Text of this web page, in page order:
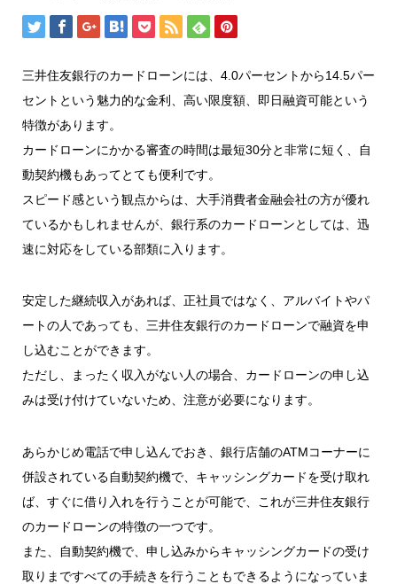
三井住友銀行のカードローンには、4.0パーセントから14.5パー
セントという魅力的な金利、高い限度額、即日融資可能という
特徴があります。
カードローンにかかる審査の時間は最短30分と非常に短く、自
動契約機もあってとても便利です。
スピード感という観点からは、大手消費者金融会社の方が優れ
ているかもしれませんが、銀行系のカードローンとしては、迅
速に対応をしている部類に入ります。
安定した継続収入があれば、正社員ではなく、アルバイトやパ
ートの人であっても、三井住友銀行のカードローンで融資を申
し込むことができます。
ただし、まったく収入がない人の場合、カードローンの申し込
みは受け付けていないため、注意が必要になります。
あらかじめ電話で申し込んでおき、銀行店舗のATMコーナーに
併設されている自動契約機で、キャッシングカードを受け取れ
ば、すぐに借り入れを行うことが可能で、これが三井住友銀行
のカードローンの特徴の一つです。
また、自動契約機で、申し込みからキャッシングカードの受け
取りまですべての手続きを行うこともできるようになっていま